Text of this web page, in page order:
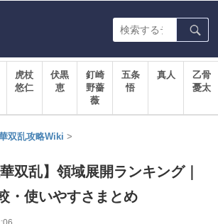
虎杖
悠仁
伏黒
恵
釘崎
野薔
薇
五条
悟
真人
乙骨
憂太
双乱攻略Wiki >
双乱】領域展開ランキング｜
・使いやすさまとめ